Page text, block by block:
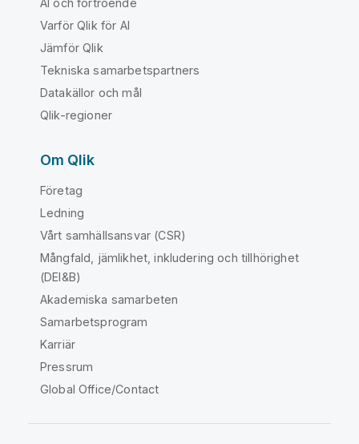
AI och förtroende
Varför Qlik för AI
Jämför Qlik
Tekniska samarbetspartners
Datakällor och mål
Qlik-regioner
Om Qlik
Företag
Ledning
Vårt samhällsansvar (CSR)
Mångfald, jämlikhet, inkludering och tillhörighet
(DEI&B)
Akademiska samarbeten
Samarbetsprogram
Karriär
Pressrum
Global Office/Contact